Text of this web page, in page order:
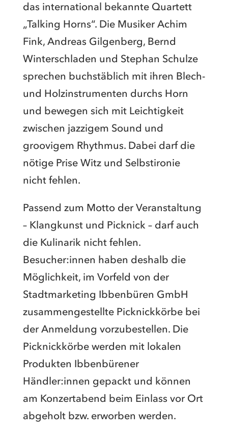
das international bekannte Quartett
„Talking Horns“. Die Musiker Achim
Fink, Andreas Gilgenberg, Bernd
Winterschladen und Stephan Schulze
sprechen buchstäblich mit ihren Blech-
und Holzinstrumenten durchs Horn
und bewegen sich mit Leichtigkeit
zwischen jazzigem Sound und
groovigem Rhythmus. Dabei darf die
nötige Prise Witz und Selbstironie
nicht fehlen.
Passend zum Motto der Veranstaltung
– Klangkunst und Picknick – darf auch
die Kulinarik nicht fehlen.
Besucher:innen haben deshalb die
Möglichkeit, im Vorfeld von der
Stadtmarketing Ibbenbüren GmbH
zusammengestellte Picknickkörbe bei
der Anmeldung vorzubestellen. Die
Picknickkörbe werden mit lokalen
Produkten Ibbenbürener
Händler:innen gepackt und können
am Konzertabend beim Einlass vor Ort
abgeholt bzw. erworben werden.